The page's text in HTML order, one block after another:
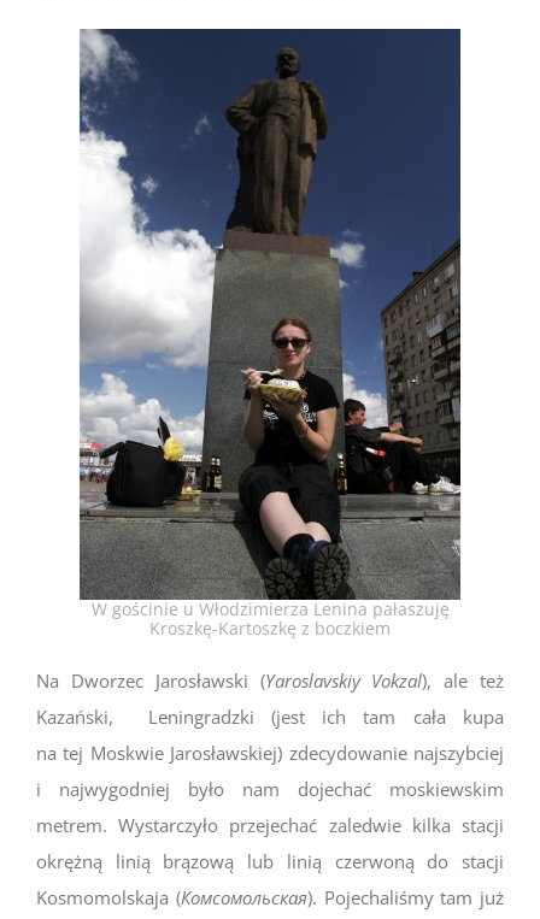
W gościnie u Włodzimierza Lenina pałaszuję
Kroszkę-Kartoszkę z boczkiem
Na Dworzec Jarosławski (Yaroslavskiy Vokzal), ale też
Kazański, Leningradzki (jest ich tam cała kupa
na tej Moskwie Jarosławskiej) zdecydowanie najszybciej
i najwygodniej było nam dojechać moskiewskim
metrem. Wystarczyło przejechać zaledwie kilka stacji
okrężną linią brązową lub linią czerwoną do stacji
Kosmomolskaja (Комсомольская). Pojechaliśmy tam już